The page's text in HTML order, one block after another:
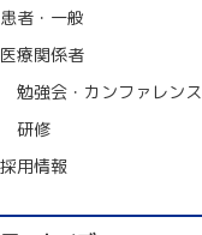
患者・一般
医療関係者
勉強会・カンファレンス
研修
採用情報